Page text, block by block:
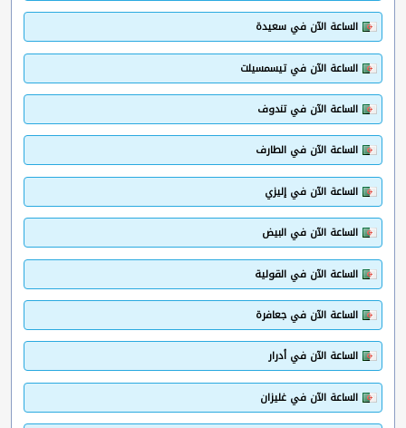
الساعة الآن في سعيدة
الساعة الآن في تيسمسيلت
الساعة الآن في تندوف
الساعة الآن في الطارف
الساعة الآن في إليزي
الساعة الآن في البيض
الساعة الآن في القولية
الساعة الآن في جعافرة
الساعة الآن في أدرار
الساعة الآن في غليزان